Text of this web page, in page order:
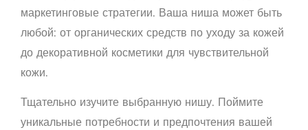
маркетинговые стратегии. Ваша ниша может быть
любой: от органических средств по уходу за кожей
до декоративной косметики для чувствительной
кожи.
Тщательно изучите выбранную нишу. Поймите
уникальные потребности и предпочтения вашей